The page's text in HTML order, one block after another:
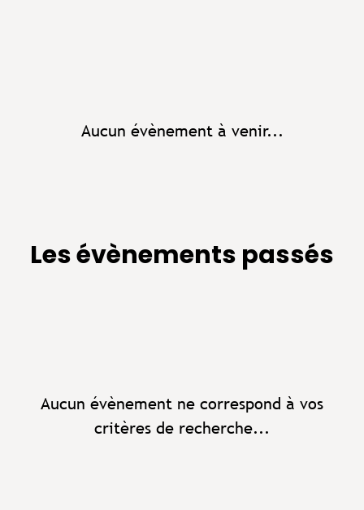
Aucun évènement à venir...
Les évènements passés
Aucun évènement ne correspond à vos
critères de recherche...